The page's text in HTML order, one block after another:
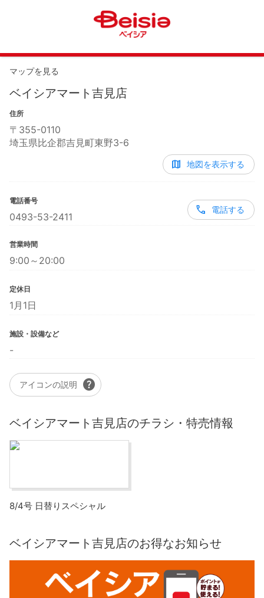
マップを見る
ベイシアマート吉見店
アイコンの説明 help
住所
〒 355-0110
埼玉県比企郡吉見町東野3-6
地図を表示する
電話番号
0493-53-2411
電話する
営業時間
9:00～20:00
定休日
1月1日
施設・設備など
-
ベイシアマート吉見店のチラシ・特売情報
8/4号 日替りスペシャル
ベイシアマート吉見店のお得なお知らせ